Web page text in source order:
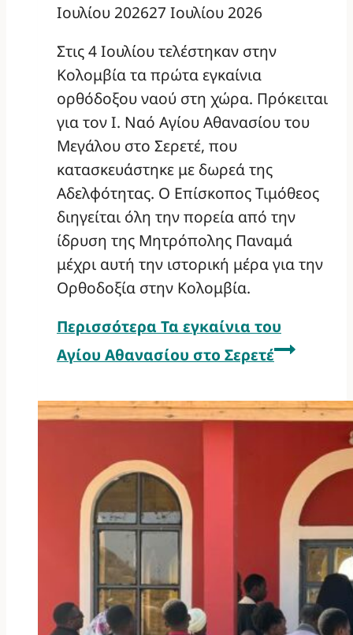
Ιουλίου 202627 Ιουλίου 2026
Στις 4 Ιουλίου τελέστηκαν στην
Κολομβία τα πρώτα εγκαίνια
ορθόδοξου ναού στη χώρα. Πρόκειται
για τον Ι. Ναό Αγίου Αθανασίου του
Μεγάλου στο Σερετέ, που
κατασκευάστηκε με δωρεά της
Αδελφότητας. Ο Επίσκοπος Τιμόθεος
διηγείται όλη την πορεία από την
ίδρυση της Μητρόπολης Παναμά
μέχρι αυτή την ιστορική μέρα για την
Ορθοδοξία στην Κολομβία.
Περισσότερα Τα εγκαίνια του
Αγίου Αθανασίου στο Σερετέ